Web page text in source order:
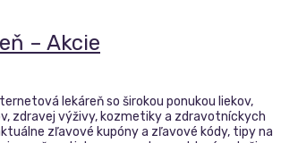
– Akcie
lekáreň so širokou ponukou liekov,
zdravej výživy, kozmetiky a zdravotníckych
zľavové kupóny a zľavové kódy, tipy na